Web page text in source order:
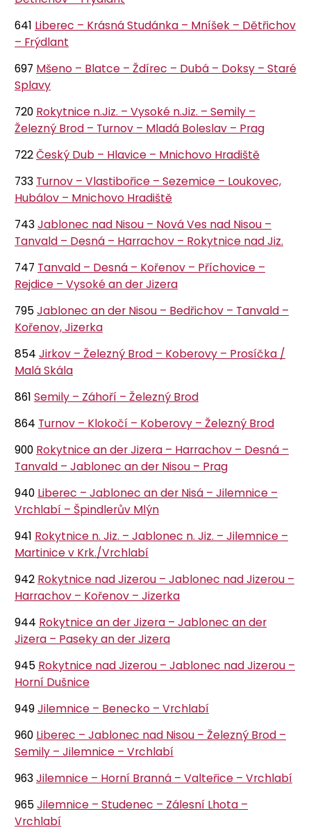
641 Liberec – Krásná Studánka – Mníšek – Dětřichov
– Frýdlant
697 Mšeno – Blatce – Ždírec – Dubá – Doksy – Staré
Splavy
720 Rokytnice n.Jiz. – Vysoké n.Jiz. – Semily –
Železný Brod – Turnov – Mladá Boleslav – Prag
722Český Dub – Hlavice – Mnichovo Hradiště
733 Turnov – Vlastibořice – Sezemice – Loukovec,
Hubálov – Mnichovo Hradiště
743Jablonec nad Nisou – Nová Ves nad Nisou –
Tanvald – Desná – Harrachov – Rokytnice nad Jiz.
747 Tanvald – Desná – Kořenov – Příchovice –
Rejdice – Vysoké an der Jizera
795Jablonec an der Nisou – Bedřichov – Tanvald –
Kořenov, Jizerka
854 Jirkov – Železný Brod – Koberovy – Prosíčka /
Malá Skála
861 Semily – Záhoří – Železný Brod
864 Turnov – Klokočí – Koberovy – Železný Brod
900 Rokytnice an der Jizera – Harrachov – Desná –
Tanvald – Jablonec an der Nisou – Prag
940 Liberec – Jablonec an der Nisá – Jilemnice –
Vrchlabí – Špindlerův Mlýn
941 Rokytnice n. Jiz. – Jablonec n. Jiz. – Jilemnice –
Martinice v Krk./Vrchlabí
942 Rokytnice nad Jizerou – Jablonec nad Jizerou –
Harrachov – Kořenov – Jizerka
944 Rokytnice an der Jizera – Jablonec an der
Jizera – Paseky an der Jizera
945 Rokytnice nad Jizerou – Jablonec nad Jizerou –
Horní Dušnice
949Jilemnice – Benecko – Vrchlabí
960 Liberec – Jablonec nad Nisou – Železný Brod –
Semily – Jilemnice – Vrchlabí
963Jilemnice – Horní Branná – Valteřice – Vrchlabí
965Jilemnice – Studenec – Zálesní Lhota –
Vrchlabí